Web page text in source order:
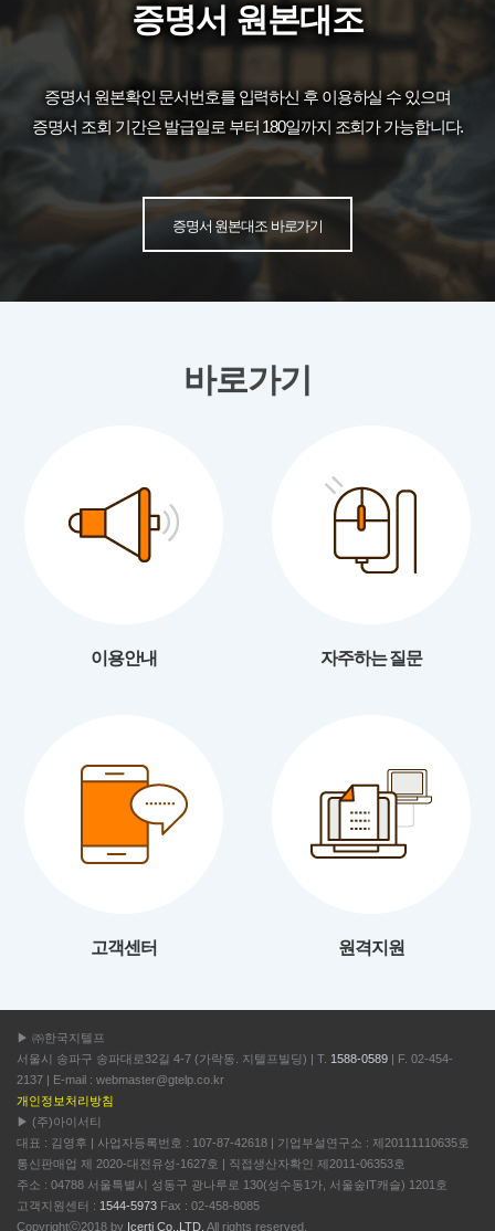
증명서 원본대조
증명서 원본확인 문서번호를 입력하신 후 이용하실 수 있으며
증명서 조회 기간은 발급일로 부터 180일까지 조회가 가능합니다.
증명서 원본대조 바로가기
바로가기
이용안내 자주하는 질문
고객센터 원격지원
▶ ㈜한국지텔프
서울시 송파구 송파대로32길 4-7 (가락동. 지텔프빌딩) | T. 1588-0589 | F. 02-454-
2137 | E-mail : webmaster@gtelp.co.kr
개인정보처리방침
▶ (주)아이서티
대표 : 김영후 | 사업자등록번호 : 107-87-42618 | 기업부설연구소 : 제20111110635호
통신판매업 제 2020-대전유성-1627호 | 직접생산자확인 제2011-06353호
주소 : 04788 서울특별시 성동구 광나루로 130(성수동1가, 서울숲IT캐슬) 1201호
고객지원센터 : 1544-5973 Fax : 02-458-8085
Copyrightⓒ2018 by Icerti Co.,LTD. All rights reserved.